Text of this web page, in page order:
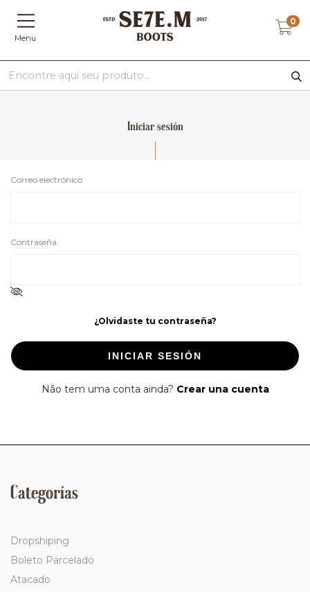
Menu
0
Iniciar sesión
Correo electrónico
Contraseña
¿Olvidaste tu contraseña?
INICIAR SESIÓN
Não tem uma conta ainda? Crear una cuenta
Categorías
Dropshiping
Boleto Parcelado
Atacado